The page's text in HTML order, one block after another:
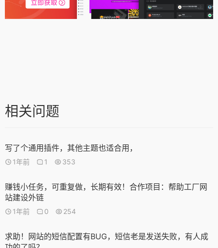
相关问题
写了个通用插件，其他主题也适合用，
1年前 1 353
赚钱小任务，可重复做，长期有效！合作项目：帮助工厂网
站建设外链
1年前 0 254
求助！网站的短信配置有BUG，短信老是发送失败，有人成